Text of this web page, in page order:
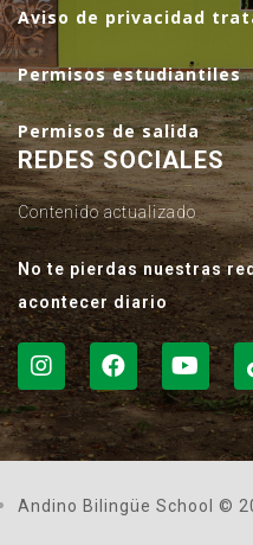
Aviso de privacidad
Permisos estudiantiles
Permisos de salida
REDES SOCIALES
Contenido actualizado
No te pierdas nuestras
acontecer diario
Andino Bilingüe School ©